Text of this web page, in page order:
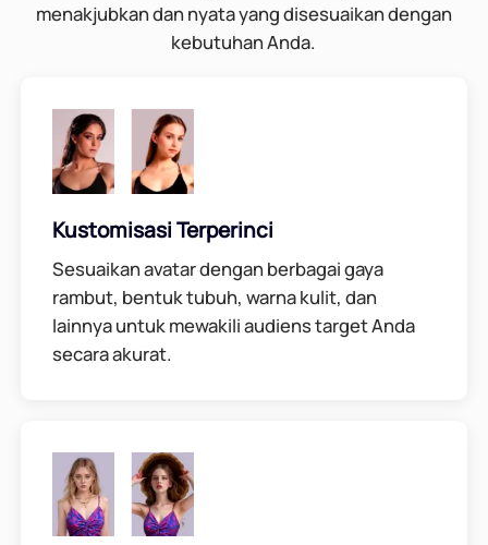
menakjubkan dan nyata yang disesuaikan dengan
kebutuhan Anda.
Kustomisasi Terperinci
Sesuaikan avatar dengan berbagai gaya
rambut, bentuk tubuh, warna kulit, dan
lainnya untuk mewakili audiens target Anda
secara akurat.